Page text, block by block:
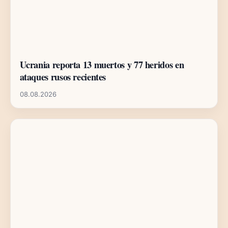
Ucrania reporta 13 muertos y 77 heridos en
ataques rusos recientes
08.08.2026